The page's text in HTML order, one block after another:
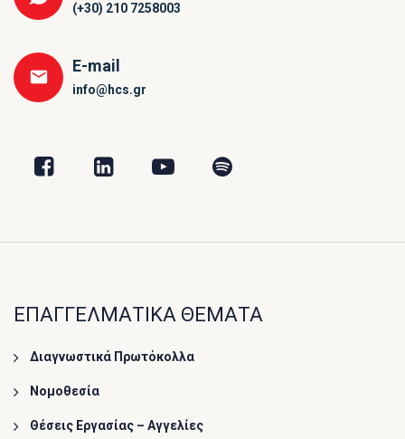
(+30) 210 7258003
E-mail
info@hcs.gr
ΕΠΑΓΓΕΛΜΑΤΙΚΑ ΘΕΜΑΤΑ
Διαγνωστικά Πρωτόκολλα
Νομοθεσία
Θέσεις Εργασίας – Αγγελίες